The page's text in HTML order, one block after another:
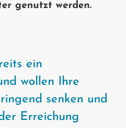
genutzt werden.
ein
wollen Ihre
senken und
Erreichung